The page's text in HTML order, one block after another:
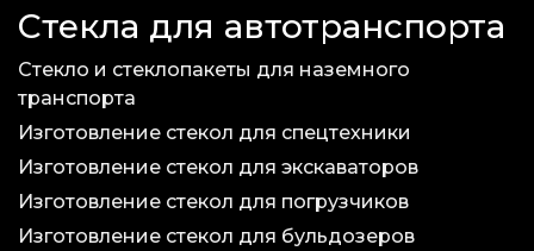
Стекла для автотранспорта
Стекло и стеклопакеты для наземного
транспорта
Изготовление стекол для спецтехники
Изготовление стекол для экскаваторов
Изготовление стекол для погрузчиков
Изготовление стекол для бульдозеров